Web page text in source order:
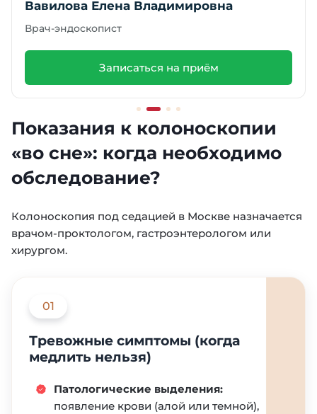
категории
Записаться на приём
Показания к колоноскопии
«во сне»: когда необходимо
обследование?
Колоноскопия под седацией в Москве назначается
врачом-проктологом, гастроэнтерологом или
хирургом.
01
Тревожные симптомы (когда
медлить нельзя)
Патологические выделения:
появление крови (алой или темной),